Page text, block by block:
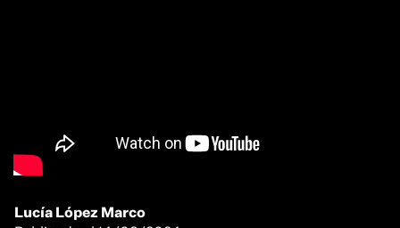
Lucía López Marco